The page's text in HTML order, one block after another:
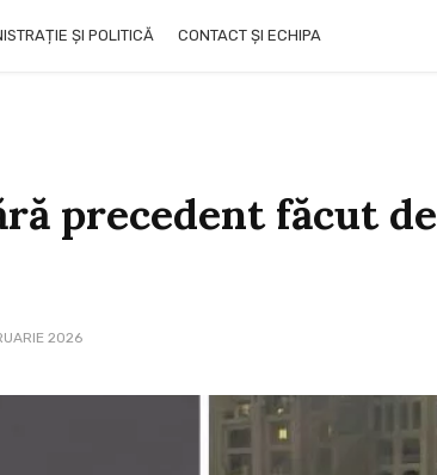
ȘI POLITICĂ CONTACT ȘI ECHIPA
precedent făcut de
2026